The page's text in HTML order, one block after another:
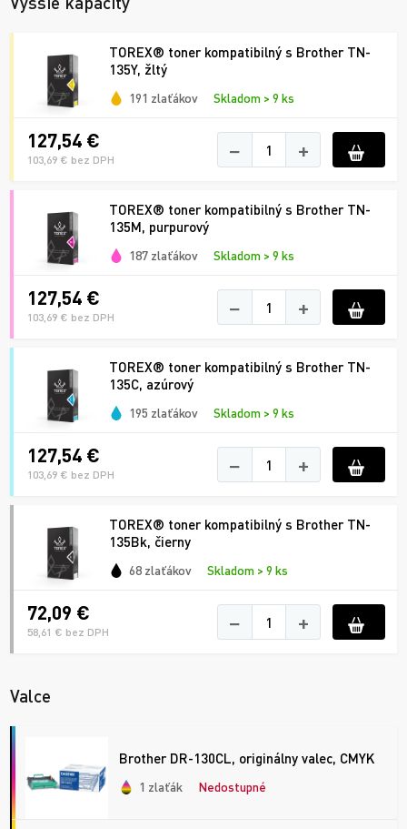
TOREX® toner kompatibilný s Brother TN-
135Y, žltý
191 zlaťákov Skladom > 9 ks
127,54 €
103,69 € bez DPH − +
TOREX® toner kompatibilný s Brother TN-
135M, purpurový
187 zlaťákov Skladom > 9 ks
127,54 €
103,69 € bez DPH − +
TOREX® toner kompatibilný s Brother TN-
135C, azúrový
195 zlaťákov Skladom > 9 ks
127,54 €
103,69 € bez DPH − +
TOREX® toner kompatibilný s Brother TN-
135Bk, čierny
68 zlaťákov Skladom > 9 ks
72,09 €
58,61 € bez DPH − +
Valce
Brother DR-130CL, originálny valec, CMYK
1 zlaťák Nedostupné